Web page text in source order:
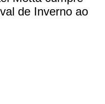
de Inverno ao